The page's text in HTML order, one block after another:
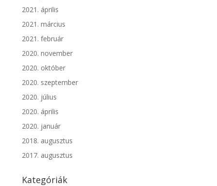
2021. április
2021. március
2021. február
2020. november
2020. október
2020. szeptember
2020. július
2020. április
2020. január
2018. augusztus
2017. augusztus
Kategóriák